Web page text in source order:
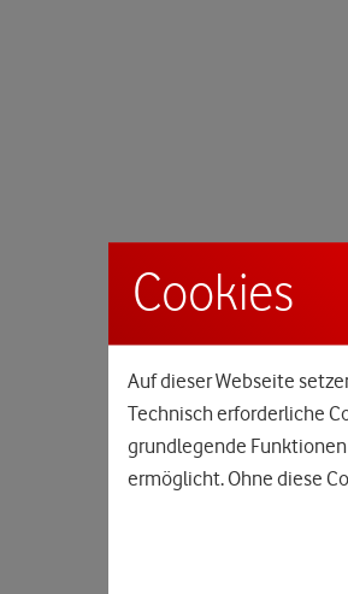
Cookies
Auf dieser Webseite
Technisch erforderliche
grundlegende
ermöglicht. Ohne diese